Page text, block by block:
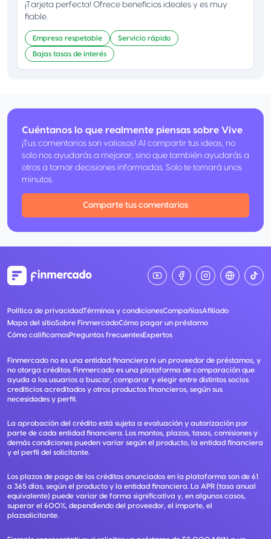
¡Tarjeta perfecta! Ofrece beneficios ideales y es muy
fiable.
Empresa respetable Servicio rápido
Bajas tasas de interés
Cuéntanos lo que realmente piensas sobre Vive
¡Tus comentarios son valiosos! Al compartir tus ideas, no
solo nos ayudarás a mejorar, sino que también ayudarás a
otros a tomar decisiones informadas. Solo te tomará unos
minutos.
Comparte tus comentarios
Política de privacidadTérminos y condicionesCompañíasAfiliado
Mapa del sitioSobre FinmercadoCómo pagar un préstamo
Cómo calificamosPreguntas frecuentesExpertos
Finmercado no es una entidad financiera ni un proveedor de préstamos, y
no otorga créditos. Finmercado es una plataforma de comparación que
ayuda a los usuarios a buscar, comparar y elegir entre distintos socios
crediticios acreditados y otros productos financieros, según sus
necesidades y perfil.
La aprobación del crédito está sujeta a evaluación y autorización por
parte de cada entidad financiera. Los montos, plazos, tasas, comisiones y
demás condiciones pueden variar según el producto, la entidad financiera
y el perfil del solicitante.
Los plazos de pago de los créditos anunciados en la plataforma son de 61
a 365 días, según el producto y la entidad financiera. La APR (tasa anual
equivalente) puede variar de forma significativa y, en algunos casos,
superar el 600%, dependiendo del proveedor, el importe, el
plazsolicitante.